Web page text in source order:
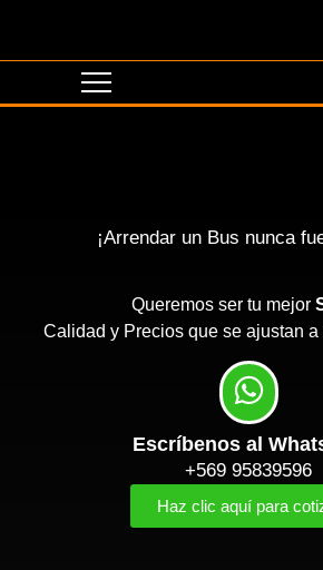
¡Arrendar un Bus nunca
Queremos ser tu mejor
Calidad y Precios que se ajustan a
Escríbenos al
+569 95839596
Haz clic aquí para